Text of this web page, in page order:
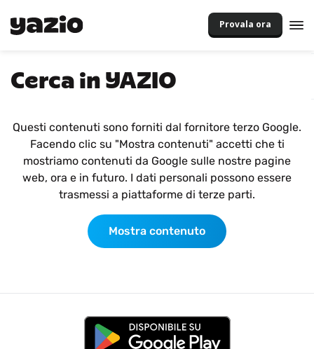
Provala ora
Cerca in YAZIO
Questi contenuti sono forniti dal fornitore terzo Google.
Facendo clic su "Mostra contenuti" accetti che ti
mostriamo contenuti da Google sulle nostre pagine
web, ora e in futuro. I dati personali possono essere
trasmessi a piattaforme di terze parti.
Mostra contenuto